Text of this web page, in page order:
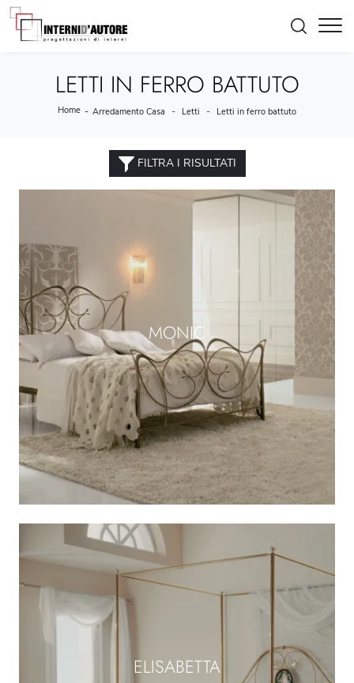
LETTI IN FERRO BATTUTO
Home - Arredamento Casa - Letti - Letti in ferro battuto
FILTRA I RISULTATI
MONIC
ELISABETTA